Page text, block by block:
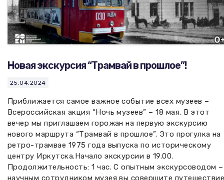
Новая экскурсия “Трамвай в прошлое”!
25.04.2024
Приближается самое важное событие всех музеев –
Всероссийская акция “Ночь музеев” – 18 мая. В этот
вечер мы приглашаем горожан на первую экскурсию
нового маршрута “Трамвай в прошлое”. Это прогулка на
ретро-трамвае 1975 года выпуска по историческому
центру Иркутска.Начало экскурсии в 19.00.
Продолжительность: 1 час. С опытным экскурсоводом –
научным сотрудником музея вы совершите